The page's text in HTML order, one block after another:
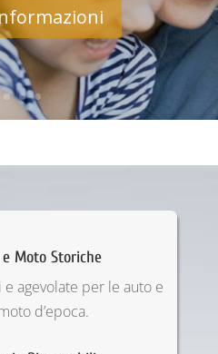
Moto Storiche
agevolate per le auto e
d’epoca.